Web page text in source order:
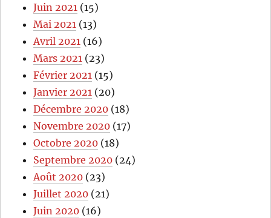
Juin 2021 (15)
Mai 2021 (13)
Avril 2021 (16)
Mars 2021 (23)
Février 2021 (15)
Janvier 2021 (20)
Décembre 2020 (18)
Novembre 2020 (17)
Octobre 2020 (18)
Septembre 2020 (24)
Août 2020 (23)
Juillet 2020 (21)
Juin 2020 (16)